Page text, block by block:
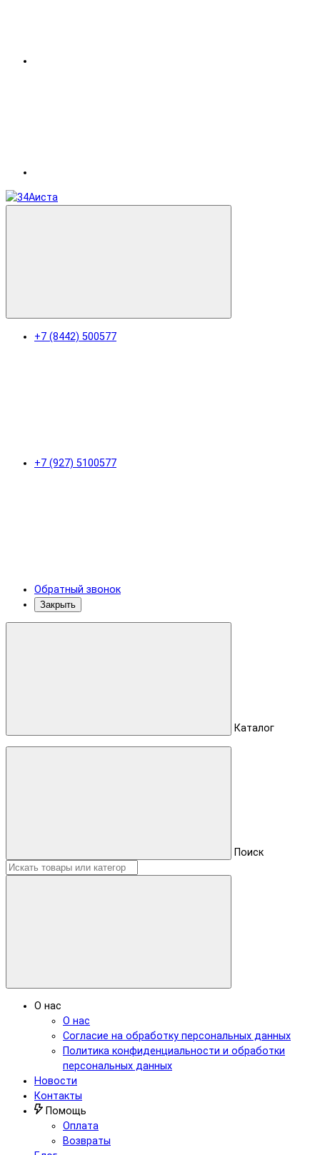
+7 (8442) 500577
+7 (927) 5100577
Обратный звонок
Закрыть
Каталог
Поиск
О нас
О нас
Согласие на обработку персональных данных
Политика конфиденциальности и обработки
персональных данных
Новости
Контакты
Помощь
Оплата
Возвраты